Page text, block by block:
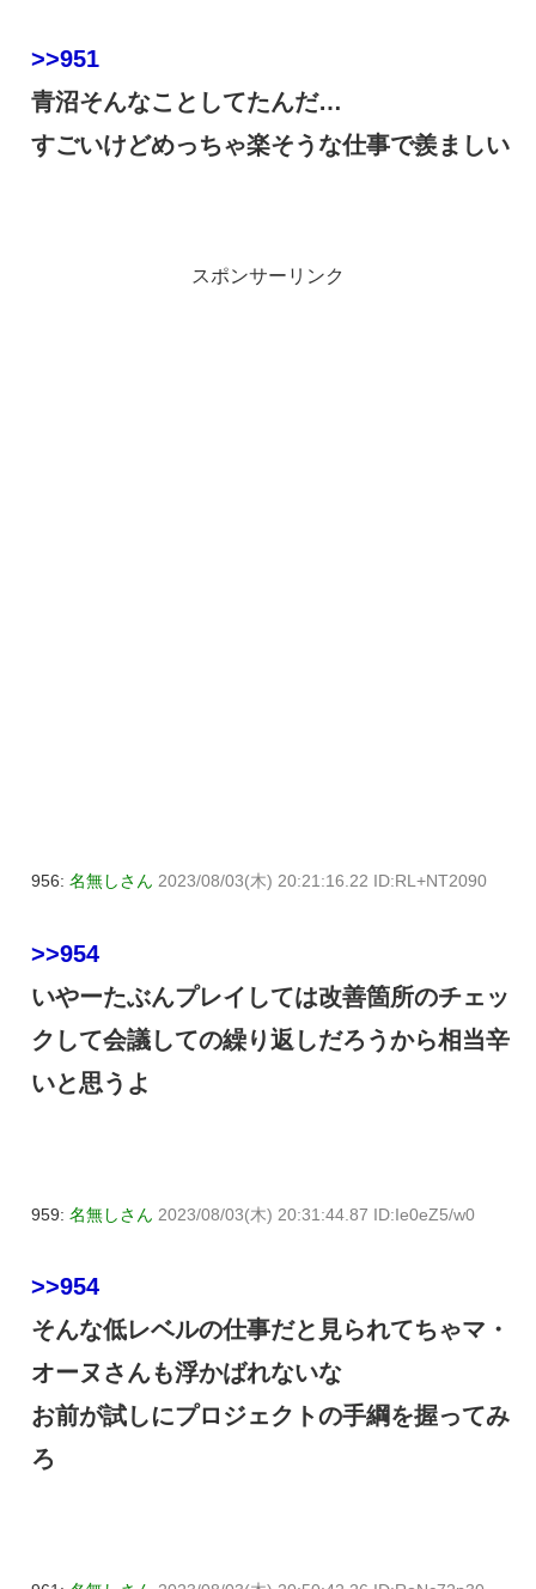
>>951
青沼そんなことしてたんだ…
すごいけどめっちゃ楽そうな仕事で羨ましい
スポンサーリンク
956: 名無しさん 2023/08/03(木) 20:21:16.22 ID:RL+NT2090
>>954
いやーたぶんプレイしては改善箇所のチェッ
クして会議しての繰り返しだろうから相当辛
いと思うよ
959: 名無しさん 2023/08/03(木) 20:31:44.87 ID:Ie0eZ5/w0
>>954
そんな低レベルの仕事だと見られてちゃマ・
オーヌさんも浮かばれないな
お前が試しにプロジェクトの手綱を握ってみ
ろ